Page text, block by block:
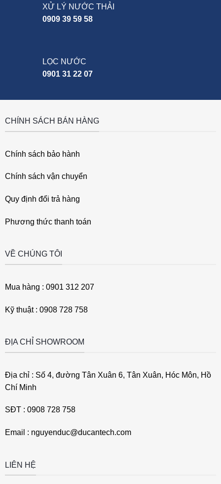
XỬ LÝ NƯỚC THẢI
0909 39 59 58
LỌC NƯỚC
0901 31 22 07
CHÍNH SÁCH BÁN HÀNG
Chính sách bảo hành
Chính sách vận chuyển
Quy định đổi trả hàng
Phương thức thanh toán
VỀ CHÚNG TÔI
Mua hàng : 0901 312 207
Kỹ thuật : 0908 728 758
ĐỊA CHỈ SHOWROOM
Địa chỉ : Số 4, đường Tân Xuân 6, Tân Xuân, Hóc Môn, Hồ
Chí Minh
SĐT : 0908 728 758
Email : nguyenduc@ducantech.com
LIÊN HỆ